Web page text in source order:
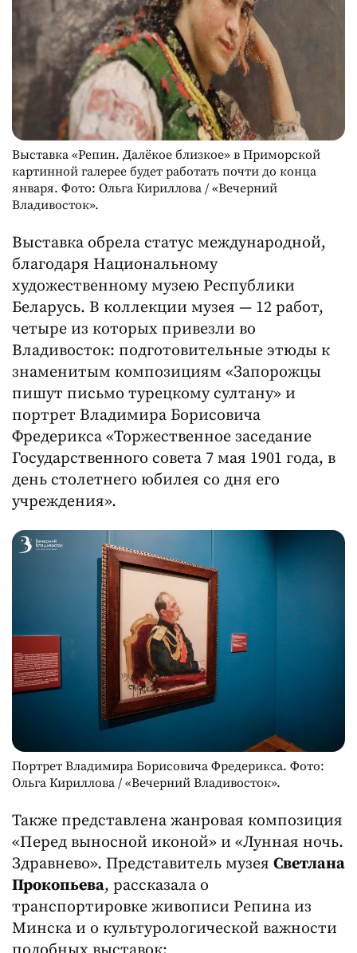
Выставка «Репин. Далёкое близкое» в Приморской
картинной галерее будет работать почти до конца
января. Фото: Ольга Кириллова / «Вечерний
Владивосток».
Выставка обрела статус международной,
благодаря Национальному
художественному музею Республики
Беларусь. В коллекции музея — 12 работ,
четыре из которых привезли во
Владивосток: подготовительные этюды к
знаменитым композициям «Запорожцы
пишут письмо турецкому султану» и
портрет Владимира Борисовича
Фредерикса «Торжественное заседание
Государственного совета 7 мая 1901 года, в
день столетнего юбилея со дня его
учреждения».
Портрет Владимира Борисовича Фредерикса. Фото:
Ольга Кириллова / «Вечерний Владивосток».
Также представлена жанровая композиция
«Перед выносной иконой» и «Лунная ночь.
Здравнево». Представитель музея Светлана
Прокопьева, рассказала о
транспортировке живописи Репина из
Минска и о культурологической важности